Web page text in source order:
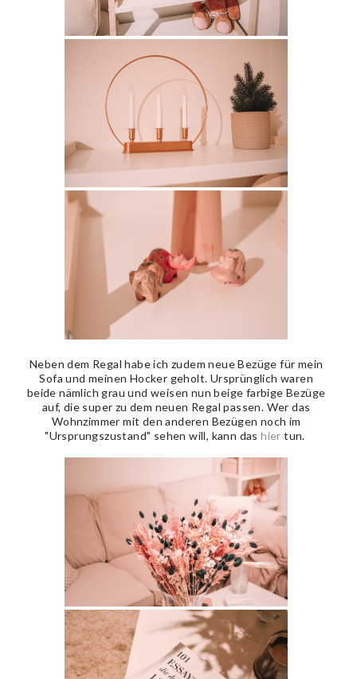
Neben dem Regal habe ich zudem neue Bezüge für mein
Sofa und meinen Hocker geholt. Ursprünglich waren
beide nämlich grau und weisen nun beige farbige Bezüge
auf, die super zu dem neuen Regal passen. Wer das
Wohnzimmer mit den anderen Bezügen noch im
"Ursprungszustand" sehen will, kann dashier tun.